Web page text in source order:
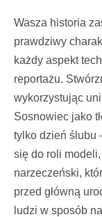
Wasza historia
prawdziwy
każdy aspekt
reportażu.
wykorzystując
Sosnowiec jako
tylko dzień ślubu
się do roli
narzeczeński,
przed główną
ludzi w sposób